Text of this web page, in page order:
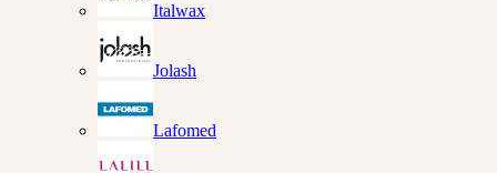
Italwax
Jolash
Lafomed